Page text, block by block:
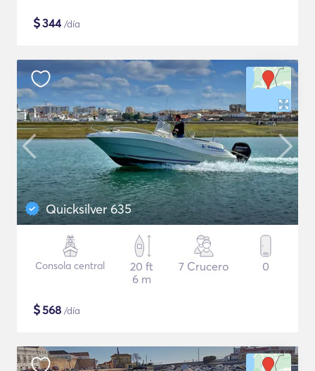
$344/día
Quicksilver 635
Consola central
20 ft
6 m
7 Crucero 0
$568 /día